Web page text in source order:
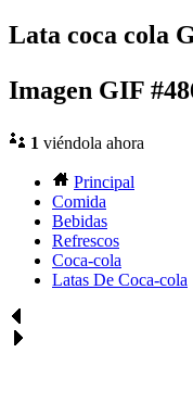
Lata coca cola
Imagen GIF
1 viéndola ahora
Principal
Comida
Bebidas
Refrescos
Coca-cola
Latas De Coca-cola